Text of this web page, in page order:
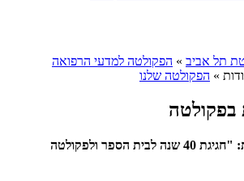
תל אביב » הפקולטה למדעי הרפואה
» הפקולטה שלנו
בפקולטה
מציג גלריות עבור התגית: "חגיגת 40 שנה לבית הספר ולפקולטה